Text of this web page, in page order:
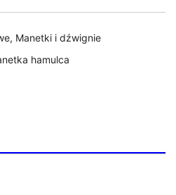
, Manetki i dźwignie
hamulca